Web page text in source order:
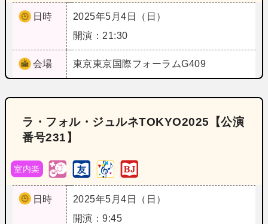
日時
2025年5月4日（日）
開演：21:30
会場 東京東京国際フォーラムG409
ラ・フォル・ジュルネTOKYO2025【公演
番号231】
室内楽
日時
2025年5月4日（日）
開演：9:45